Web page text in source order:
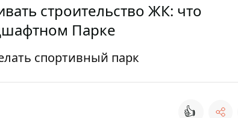
строительство ЖК: что
Парке
спортивный парк
👍